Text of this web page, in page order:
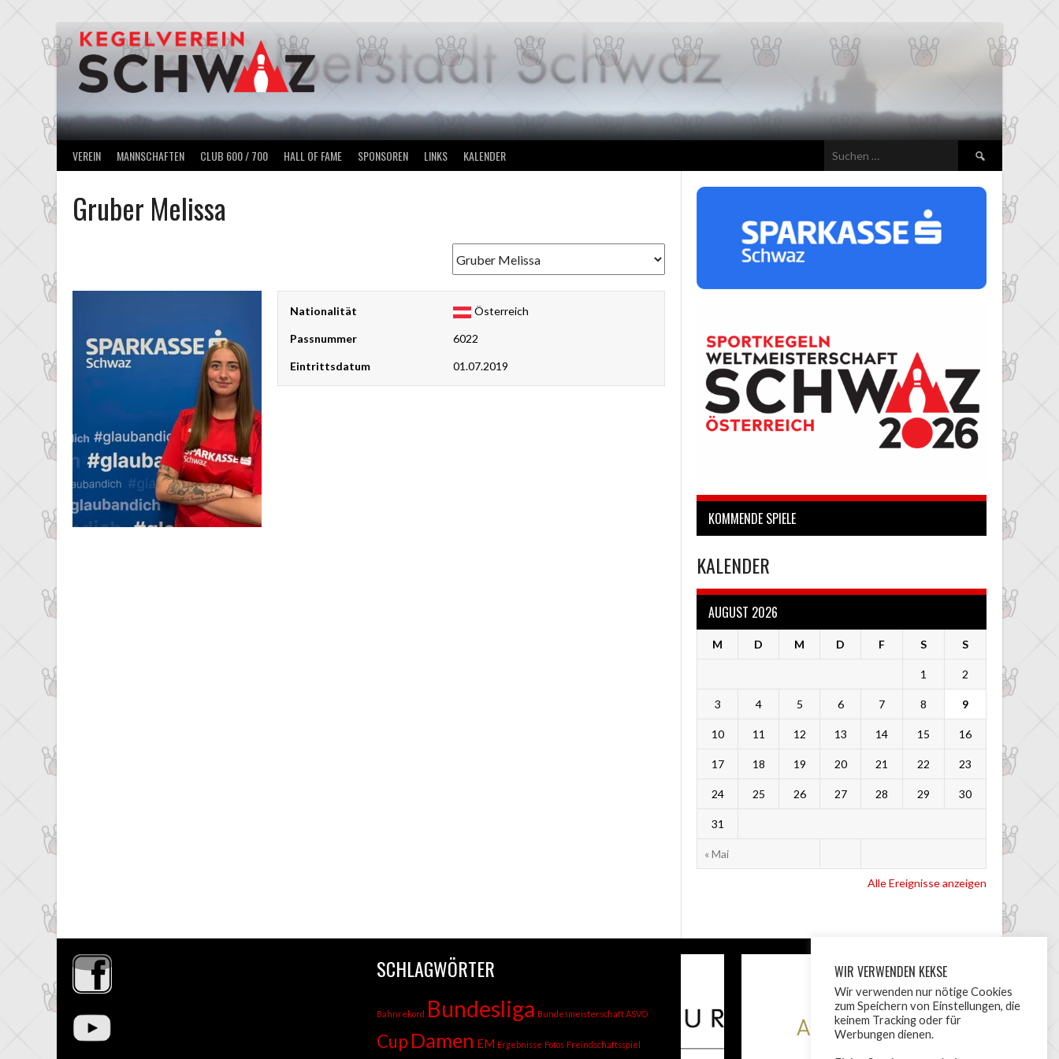
VEREIN MANNSCHAFTEN CLUB 600 / 700 HALL OF FAME SPONSOREN LINKS KALENDER
Suchen
nach:
Gruber Melissa
Nationalität Österreich
Passnummer 6022
Eintrittsdatum 01.07.2019
KOMMENDE SPIELE
KALENDER
AUGUST 2026
M D M D F S S
« Mai
1 2
3 4 5 6 7 8 9
10 11 12 13 14 15 16
17 18 19 20 21 22 23
24 25 26 27 28 29 30
31
Alle Ereignisse anzeigen
SCHLAGWÖRTER
Bahnrekord Bundesliga Bundesmeisterschaft ASVÖ
Cup Damen EM Ergebnisse Fotos Freindschaftsspiel
WIR VERWENDEN KEKSE
Wir verwenden nur nötige Cookies
zum Speichern von Einstellungen, die
keinem Tracking oder für
Werbungen dienen.